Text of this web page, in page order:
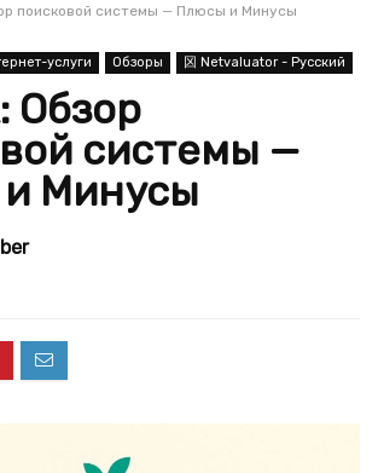
поисковой системы — Плюсы и Минусы
услуги Обзоры 龱 Netvaluator - Русский
Обзор
системы —
Минусы